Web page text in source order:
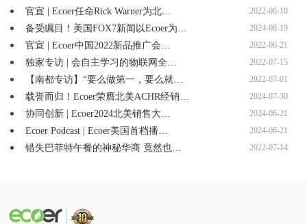
官宣 | Ecoer任命Rick Warner为北… 2022-06-10
备受瞩目！美国FOX7新闻以Ecoer为… 2024-08-19
官宣 | Ecoer中国2022新品推广会… 2022-06-21
独家专访 | 会自主学习的物联网全… 2022-07-15
【南都专访】“要么做第一，要么就… 2022-07-01
载誉而归！Ecoer荣膺北美ACHR经销… 2024-07-30
协同创新 | Ecoer2024北美销售大… 2024-06-21
Ecoer Podcast | Ecoer美国首档播… 2024-06-21
错失巴菲特午餐的神秘华商 竟然也… 2022-07-14